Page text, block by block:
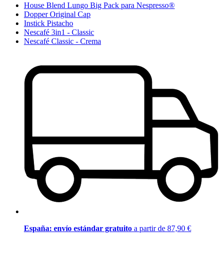
House Blend Lungo Big Pack para Nespresso®
Dopper Original Cap
Instick Pistacho
Nescafé 3in1 - Classic
Nescafé Classic - Crema
España: envío estándar gratuito a partir de 87,90 €